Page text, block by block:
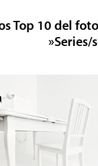
Top 10 del
»Series/